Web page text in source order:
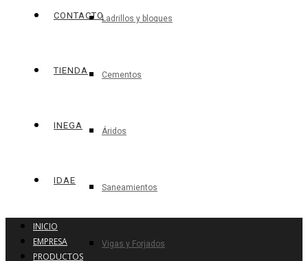
Ladrillos y bloques
Cementos
Áridos
Saneamientos
Vigas y Forjados
CONTACTO
TIENDA
INEGA
IDAE
INICIO
EMPRESA
PRODUCTOS